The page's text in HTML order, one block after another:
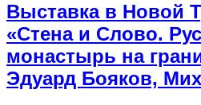
Выставка в Новой
«Стена и Слово.
монастырь на
Эдуард Бояков,